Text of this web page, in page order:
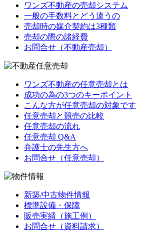
ワンズ不動産の売却システム
一般の手数料とどう違うの
売却時の媒介契約は3種類
売却の際の諸経費
お問合せ（不動産売却）
ワンズ不動産の任意売却とは
成功の為の3つのキーポイント
こんな方が任意売却の対象です
任意売却と競売の比較
任意売却の流れ
任意売却 Q&A
弁護士の先生方へ
お問合せ（任意売却）
新築/中古物件情報
標準設備・保障
販売実績（施工例）
お問合せ（資料請求）